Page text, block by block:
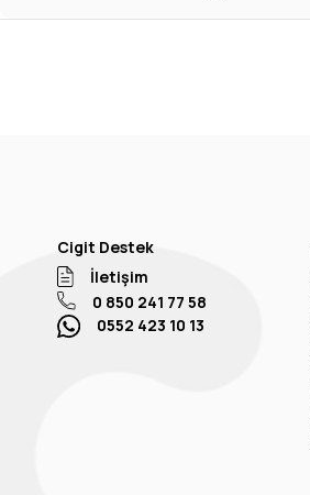
Cigit Destek
İletişim
0 850 241 77 58
0552 423 10 13